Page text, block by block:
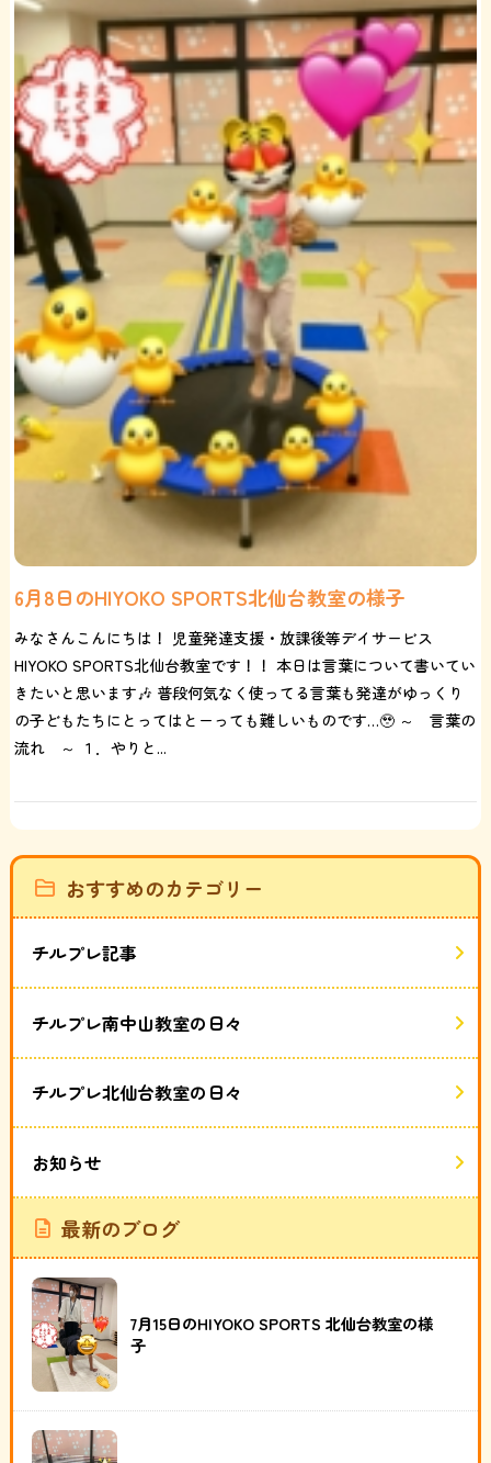
6月8日のHIYOKO SPORTS北仙台教室の様子
みなさんこんにちは！ 児童発達支援・放課後等デイサービス
HIYOKO SPORTS北仙台教室です！！ 本日は言葉について書いてい
きたいと思います🎶 普段何気なく使ってる言葉も発達がゆっくり
の子どもたちにとってはとーっても難しいものです…🥹 ～ 言葉の
流れ ～ １．やりと...
おすすめのカテゴリー
チルプレ記事
チルプレ南中山教室の日々
チルプレ北仙台教室の日々
お知らせ
最新のブログ
7月15日のHIYOKO SPORTS 北仙台教室の様
子